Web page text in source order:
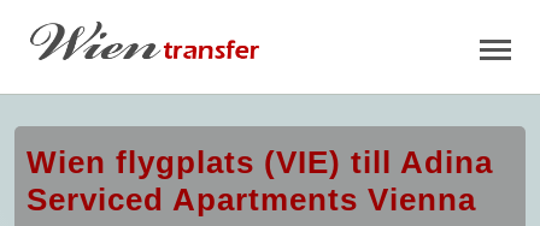
Wien flygplats (VIE) till Adina
Serviced Apartments Vienna